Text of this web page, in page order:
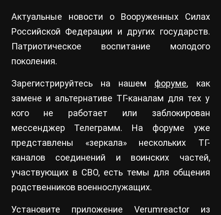
Актуальные новости о Вооруженных Силах
Российской Федерации и других государств.
Патриотическое воспитание молодого
поколения.
Зарегистрируйтесь на нашем форуме, как
замене и альтернативе ТГ-каналам для тех у
кого не работает или заблокирован
мессенджер Телеграмм. На форуме уже
представлены «зеркала» нескольких ТГ-
каналов соединений и воинских частей,
участвующих в СВО, есть темы для общения
родственников военнослужащих.
Установите приложение Verumreactor из